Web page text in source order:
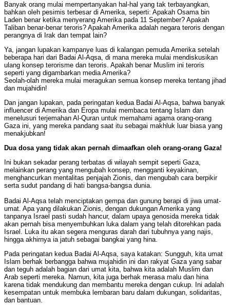
Banyak orang mulai mempertanyakan hal-hal yang tak terbayangkan,
bahkan oleh pesimis terbesar di Amerika, seperti: Apakah Osama bin
Laden benar ketika menyerang Amerika pada 11 September? Apakah
Taliban benar-benar teroris? Apakah Amerika adalah negara teroris dengan
perangnya di Irak dan tempat lain?
Ya, jangan lupakan kampanye luas di kalangan pemuda Amerika setelah
beberapa hari dari Badai Al-Aqsa, di mana mereka mulai mendiskusikan
ulang konsep terorisme dan teroris. Apakah benar Muslim ini teroris
seperti yang digambarkan media Amerika?
Seolah-olah mereka mulai meragukan semua konsep mereka tentang jihad
dan mujahidin!
Dan jangan lupakan, pada peringatan kedua Badai Al-Aqsa, bahwa banyak
influencer di Amerika dan Eropa mulai membaca tentang Islam dan
menelusuri terjemahan Al-Quran untuk memahami agama orang-orang
Gaza ini, yang mereka pandang saat itu sebagai makhluk luar biasa yang
menakjubkan!
Dua dosa yang tidak akan pernah dimaafkan oleh orang-orang Gaza!
Ini bukan sekadar perang terbatas di wilayah sempit seperti Gaza,
melainkan perang yang mengubah konsep, mengganti keyakinan,
menghancurkan mentalitas penjajah Zionis, dan mengubah cara berpikir
serta sudut pandang di hati bangsa-bangsa dunia.
Badai Al-Aqsa telah menciptakan gempa dan gunung berapi di jiwa umat-
umat. Apa yang dilakukan Zionis, dengan dukungan Amerika yang
tanpanya Israel pasti sudah hancur, dalam upaya genosida mereka tidak
akan pernah bisa menyembuhkan luka dalam yang telah ditorehkan pada
Israel. Luka itu akan segera menguras darah dari tubuhnya yang najis,
hingga akhirnya ia jatuh sebagai bangkai yang hina.
Pada peringatan kedua Badai Al-Aqsa, saya katakan: Sungguh, kita umat
Islam berhak berbangga bahwa mujahidin ini dan rakyat Gaza yang sabar
dan teguh adalah bagian dari umat kita, bahwa kita adalah Muslim dan
Arab seperti mereka. Namun, kita juga berhak merasa malu dan hina
karena tidak mendukung dan membantu mereka dengan cukup. Ini adalah
kesempatan untuk membuka lembaran baru dalam dukungan, solidaritas,
dan bantuan.